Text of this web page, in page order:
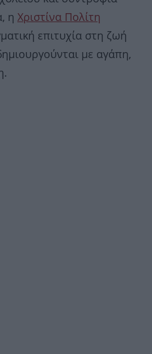
η Χριστίνα Πολίτη
επιτυχία στη ζωή
με αγάπη,